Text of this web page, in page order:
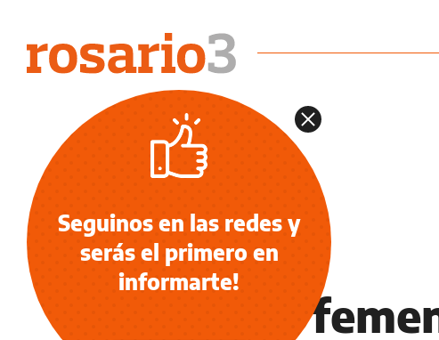
DEPORTES
Fútbol
Seguinos en las redes y
serás el primero en
informarte!